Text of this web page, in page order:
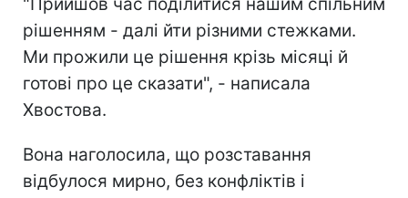
"Прийшов час поділитися нашим спільним
рішенням - далі йти різними стежками.
Ми прожили це рішення крізь місяці й
готові про це сказати", - написала
Хвостова.
Вона наголосила, що розставання
відбулося мирно, без конфліктів і